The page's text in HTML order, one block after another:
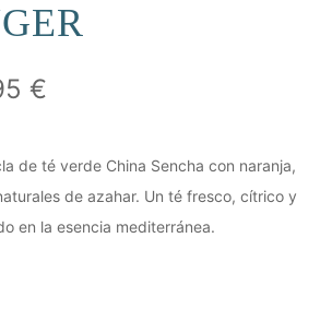
€
de té verde China Sencha con naranja,
de azahar. Un té fresco, cítrico y
en la esencia mediterránea.